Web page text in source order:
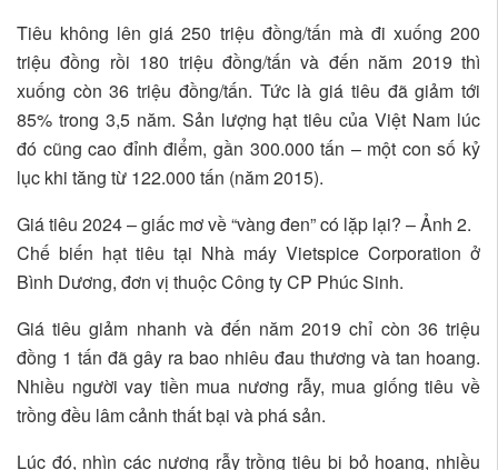
Tiêu không lên giá 250 triệu đồng/tấn mà đi xuống 200
triệu đồng rồi 180 triệu đồng/tấn và đến năm 2019 thì
xuống còn 36 triệu đồng/tấn. Tức là giá tiêu đã giảm tới
85% trong 3,5 năm. Sản lượng hạt tiêu của Việt Nam lúc
đó cũng cao đỉnh điểm, gần 300.000 tấn – một con số kỷ
lục khi tăng từ 122.000 tấn (năm 2015).
Giá tiêu 2024 – giấc mơ về “vàng đen” có lặp lại? – Ảnh 2.
Chế biến hạt tiêu tại Nhà máy Vietspice Corporation ở
Bình Dương, đơn vị thuộc Công ty CP Phúc Sinh.
Giá tiêu giảm nhanh và đến năm 2019 chỉ còn 36 triệu
đồng 1 tấn đã gây ra bao nhiêu đau thương và tan hoang.
Nhiều người vay tiền mua nương rẫy, mua giống tiêu về
trồng đều lâm cảnh thất bại và phá sản.
Lúc đó, nhìn các nương rẫy trồng tiêu bị bỏ hoang, nhiều